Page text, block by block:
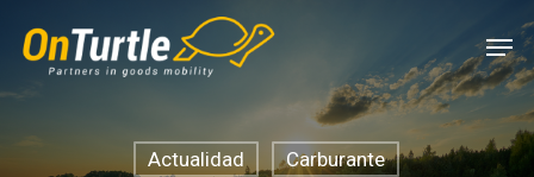
main
content
Actualidad Carburante